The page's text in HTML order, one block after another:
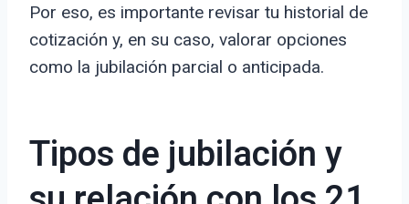
Por eso, es importante revisar tu historial de
cotización y, en su caso, valorar opciones
como la jubilación parcial o anticipada.
Tipos de jubilación y